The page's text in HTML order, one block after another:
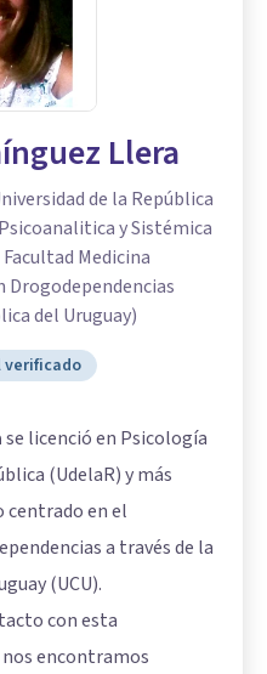
Llera
de la República
y Sistémica
Medicina
Drogodependencias
del Uruguay)
verificado
se licenció en Psicología
(UdelaR) y más
centrado en el
a través de la
(UCU).
con esta
encontramos